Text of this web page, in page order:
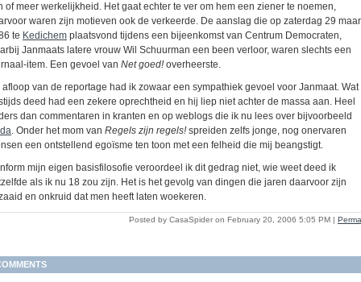
of meer werkelijkheid. Het gaat echter te ver om hem een ziener te noemen,
waren zijn motieven ook de verkeerde. De aanslag die op zaterdag 29
te Kedichem plaatsvond tijdens een bijeenkomst van Centrum Democraten,
Janmaats latere vrouw Wil Schuurman een been verloor, waren slechts een
item. Een gevoel van Net goed!overheerste.
afloop van de reportage had ik zowaar een sympathiek gevoel voor Janmaat. Wat
deed had een zekere oprechtheid en hij liep niet achter de massa aan. Heel
dan commentaren in kranten en op weblogs die ik nu lees over bijvoorbeeld
. Onder het mom van Regels zijn regels!spreiden zelfs jonge, nog onervaren
een ontstellend egoïsme ten toon met een felheid die mij beangstigt.
mijn eigen basisfilosofie veroordeel ik dit gedrag niet, wie weet deed ik
als ik nu 18 zou zijn. Het is het gevolg van dingen die jaren daarvoor zijn
en onkruid dat men heeft laten woekeren.
Posted by CasaSpider on February 20, 2006 5:05 PM |